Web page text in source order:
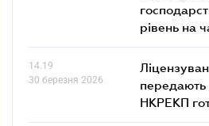
рівень на
14.19
30 березня 2026
передають
НКРЕКП